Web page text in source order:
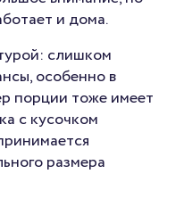
и дома.
слишком
особенно в
порции тоже имеет
с кусочком
размера